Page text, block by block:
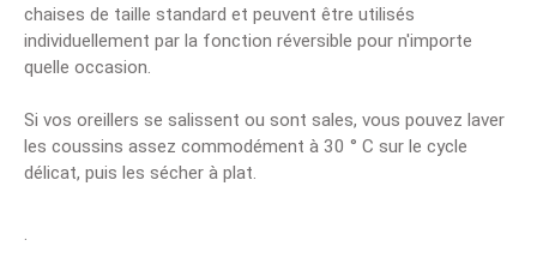
chaises de taille standard et peuvent être utilisés
individuellement par la fonction réversible pour n'importe
quelle occasion.
Si vos oreillers se salissent ou sont sales, vous pouvez laver
les coussins assez commodément à 30 ° C sur le cycle
délicat, puis les sécher à plat.
.